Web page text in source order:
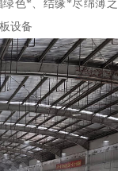
色*、结缘*尽绵薄之
设备